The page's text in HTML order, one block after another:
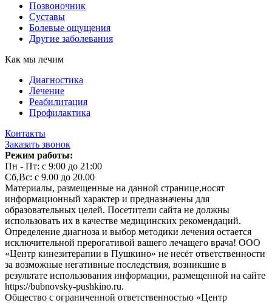
Позвоночник
Суставы
Болевые ощущения
Другие заболевания
Как мы лечим
Диагностика
Лечение
Реабилитация
Профилактика
Контакты
Заказать звонок
Режим работы:
Пн - Пт: с 9:00 до 21:00
Сб,Вс: с 9.00 до 20.00
Материалы, размещенные на данной странице,носят
информационный характер и предназначены для
образовательных целей. Посетители сайта не должны
использовать их в качестве медицинских рекомендаций.
Определение диагноза и выбор методики лечения остается
исключительной прерогативой вашего лечащего врача! ООО
«Центр кинезитерапии в Пушкино» не несёт ответственности
за возможные негативные последствия, возникшие в
результате использования информации, размещенной на сайте
https://bubnovsky-pushkino.ru.
Общество с ограниченной ответственностью «Центр